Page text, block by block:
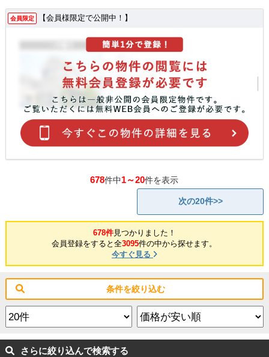
会員限定 【会員様限定で公開中！】
678件中1～20件を表示
次の20件>>
678件見つかりました！
会員登録をすると全3095件の中から探せます。
今すぐ見る
条件を絞り込む
さらに絞り込んで検索する